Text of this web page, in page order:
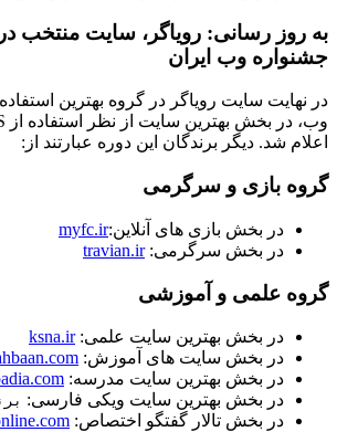
به روز رسانی: رویاگر، سایت منتخب
جشنواره وب ایران
در نهایت سایت رویاگر در گروه بهترین
اعلام شد. دیگر برندگان این دوره عبارتند از:
گروه بازی و سرگرمی
در بخش بازی های آنلاین:myfc.ir
در بخش سرگرمی:travian.ir
گروه علمی و آموزشی
در بخش بهترین سایت علمی:ksna.ir
در بخش سایت های آموزش:
در بخش بهترین سایت مدرسه:
در بخش بهترین سایت ویکی فارسی:
در بخش تالار گفتگو اختصاص: